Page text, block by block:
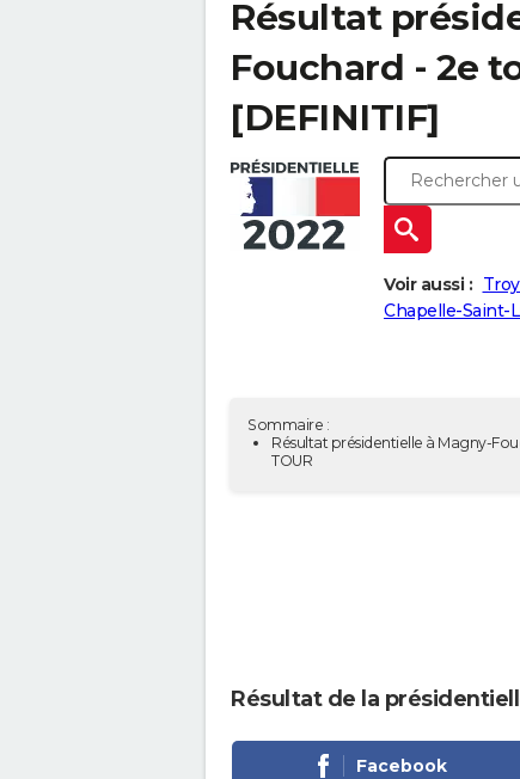
Résultat
Fouchard - 2e
[DEFINITIF]
Voir aussi :
Chapelle-Saint-
Sommaire :
Résultat présidentielle à Magny-
TOUR
Résultat de la
Facebook